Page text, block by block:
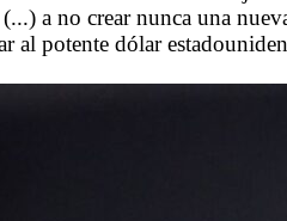
a no crear nunca una
al potente dólar